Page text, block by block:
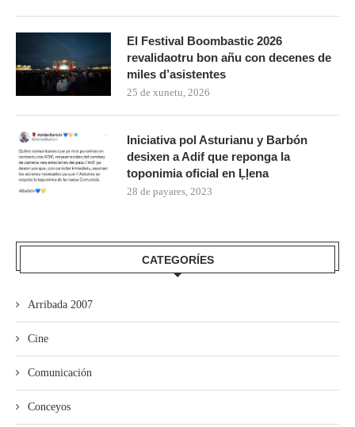
El Festival Boombastic 2026
revalidaotru bon añu con decenes de
miles d’asistentes
25 de xunetu, 2026
Iniciativa pol Asturianu y Barbón
desixen a Adif que reponga la
toponimia oficial en Ḷḷena
28 de payares, 2023
CATEGORÍES
Arribada 2007
Cine
Comunicación
Conceyos